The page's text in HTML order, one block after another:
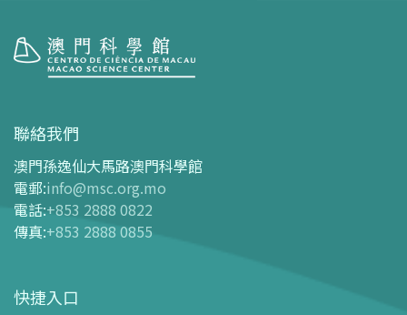
開放時間
交通指南
購票指南
- 網上購票
- 門票及優惠表
導覽圖
聯絡我們
澳門孫逸仙大馬路澳門科學館
電郵:info@msc.org.mo
電話:+853 2888 0822
傳真:+853 2888 0855
快捷入口